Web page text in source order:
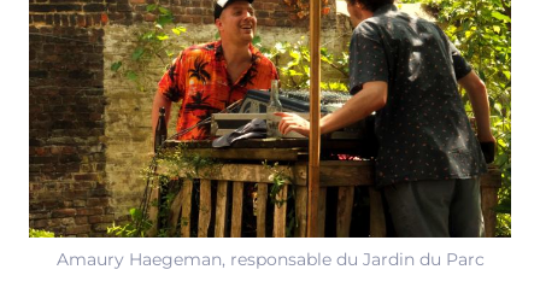
Amaury Haegeman, responsable du Jardin du Parc